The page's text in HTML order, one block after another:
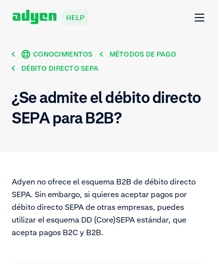
HELP
CONOCIMIENTOS
MÉTODOS DE PAGO
DÉBITO DIRECTO SEPA
¿Se admite el débito directo
SEPA para B2B?
Adyen no ofrece el esquema B2B de débito directo
SEPA. Sin embargo, si quieres aceptar pagos por
débito directo SEPA de otras empresas, puedes
utilizar el esquema DD (Core)SEPA estándar, que
acepta pagos B2C y B2B.